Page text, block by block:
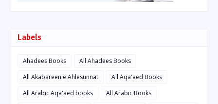
Labels
Ahadees Books
All Ahadees Books
All Akabareen e Ahlesunnat
All Aqa'aed Books
All Arabic Aqa'aed books
All Arabic Books